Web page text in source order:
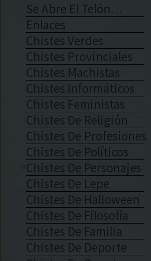
Se Abre El Telón…
Enlaces
Chistes Verdes
Chistes Provinciales
Chistes Machistas
Chistes Informáticos
Chistes Feministas
Chistes De Religión
Chistes De Profesiones
Chistes De Políticos
Chistes De Personajes
Chistes De Lepe
Chistes De Halloween
Chistes De Filosofía
Chistes De Familia
Chistes De Deporte